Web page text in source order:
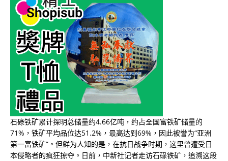
石碌铁矿累计探明总储量约4.66亿吨，约占全国富铁矿储量的
71%，铁矿平均品位达51.2%，最高达到69%，因此被誉为“亚洲
第一富铁矿”。但鲜为人知的是，在抗日战争时期，这里曾遭受日
本侵略者的疯狂掠夺。日前，中新社记者走访石碌铁矿，追溯这段